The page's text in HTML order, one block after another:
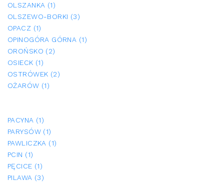
OLSZANKA (1)
OLSZEWO-BORKI (3)
OPACZ (1)
OPINOGÓRA GÓRNA (1)
OROŃSKO (2)
OSIECK (1)
OSTRÓWEK (2)
OŻARÓW (1)
PACYNA (1)
PARYSÓW (1)
PAWLICZKA (1)
PCIN (1)
PĘCICE (1)
PILAWA (3)